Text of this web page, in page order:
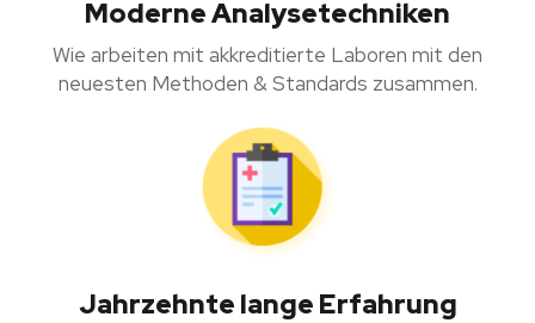
Moderne Analysetechniken
Wie arbeiten mit akkreditierte Laboren mit den
neuesten Methoden & Standards zusammen.
Jahrzehnte lange Erfahrung